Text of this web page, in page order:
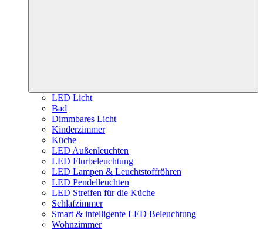
LED Licht
Bad
Dimmbares Licht
Kinderzimmer
Küche
LED Außenleuchten
LED Flurbeleuchtung
LED Lampen & Leuchtstoffröhren
LED Pendelleuchten
LED Streifen für die Küche
Schlafzimmer
Smart & intelligente LED Beleuchtung
Wohnzimmer